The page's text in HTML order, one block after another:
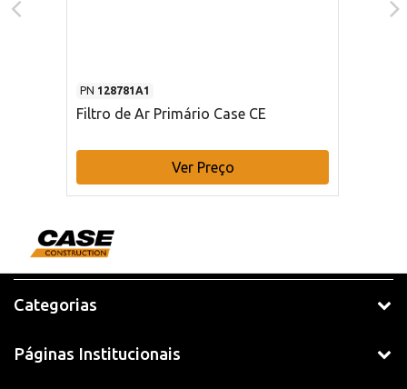
PN 128781A1
Filtro de Ar Primário Case CE
Ver Preço
Categorias
Páginas Institucionais